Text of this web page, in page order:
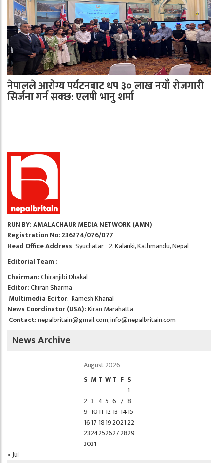
नेपालले आरोग्य पर्यटनबाट थप ३० लाख नयाँ रोजगारी
सिर्जना गर्न सक्छ: एलपी भानु शर्मा
RUN BY: AMALACHAUR MEDIA NETWORK (AMN)
Registration No: 236274/076/077
Head Office Address:Syuchatar - 2, Kalanki, Kathmandu, Nepal
Editorial Team :
Chairman:Chiranjibi Dhakal
Editor:Chiran Sharma
Multimedia Editor: Ramesh Khanal
News Coordinator (USA):Kiran Marahatta
Contact:nepalbritain@gmail.com,info@nepalbritain.com
News Archive
August 2026
S M T WT F S
1
2 3 4 5 6 7 8
9 1011 12 13 1415
1617 1819202122
23242526272829
3031
« Jul